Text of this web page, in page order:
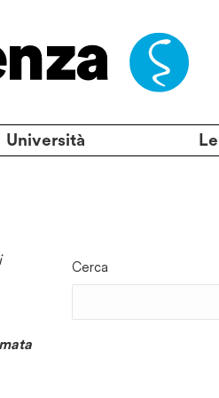
Università
Cerca